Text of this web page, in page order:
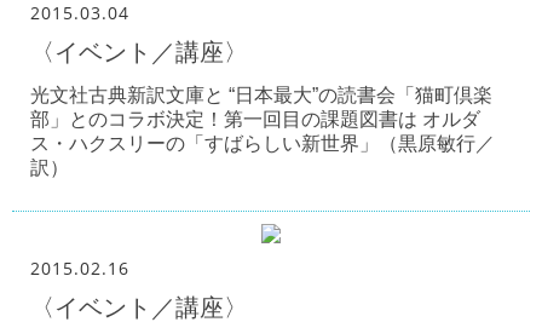
2015.03.04
〈イベント／講座〉
光文社古典新訳文庫と “日本最大”の読書会「猫町倶楽
部」とのコラボ決定！第一回目の課題図書は オルダ
ス・ハクスリーの「すばらしい新世界」（黒原敏行／
訳）
2015.02.16
〈イベント／講座〉